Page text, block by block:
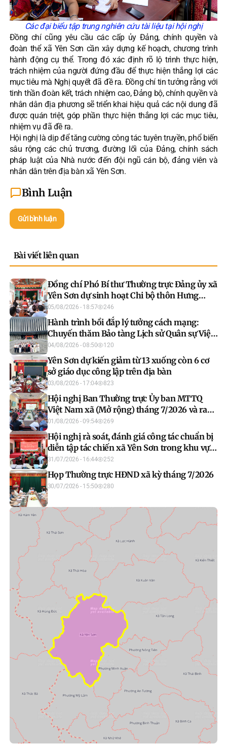
Các đại biểu tập trung nghiên cứu tài liệu tại hội nghị
Đồng chí cũng yêu cầu các cấp ủy Đảng, chính quyền và
đoàn thể xã Yên Sơn cần xây dựng kế hoạch, chương trình
hành động cụ thể. Trong đó xác định rõ lộ trình thực hiện,
trách nhiệm của người đứng đầu để thực hiện thắng lợi các
mục tiêu mà Nghị quyết đã đề ra. Đồng chí tin tưởng rằng với
tinh thần đoàn kết, trách nhiệm cao, Đảng bộ, chính quyền và
nhân dân địa phương sẽ triển khai hiệu quả các nội dung đã
được quán triệt, góp phần thực hiện thắng lợi các mục tiêu,
nhiệm vụ đã đề ra.
Hội nghị là dịp để tăng cường công tác tuyên truyền, phổ biến
sâu rộng các chủ trương, đường lối của Đảng, chính sách
pháp luật của Nhà nước đến đội ngũ cán bộ, đảng viên và
nhân dân trên địa bàn xã Yên Sơn.
Bình Luận
Gửi bình luận
Bài viết liên quan
Đồng chí Phó Bí thư Thường trực Đảng ủy xã
Yên Sơn dự sinh hoạt Chi bộ thôn Hưng
Thịnh
05/08/2026 - 18:57 246
Hành trình bồi đắp lý tưởng cách mạng:
Chuyến thăm Bảo tàng Lịch sử Quân sự Việt
Nam của học viên lớp bồi dưỡng nhận thức
về Đảng khóa IV 2026
04/08/2026 - 08:50 120
Yên Sơn dự kiến giảm từ 13 xuống còn 6 cơ
sở giáo dục công lập trên địa bàn
03/08/2026 - 17:04 823
Hội nghị Ban Thường trực Ủy ban MTTQ
Việt Nam xã (Mở rộng) tháng 7/2026 và ra
mắt mô hình “Mặt trận số”
01/08/2026 - 09:54 269
Hội nghị rà soát, đánh giá công tác chuẩn bị
diễn tập tác chiến xã Yên Sơn trong khu vực
phòng thủ năm 2026
31/07/2026 - 16:44 252
Họp Thường trực HĐND xã kỳ tháng 7/2026
30/07/2026 - 15:50 280